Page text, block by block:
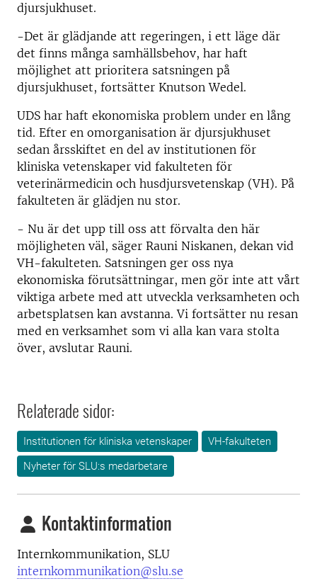
djursjukhuset.
-Det är glädjande att regeringen, i ett läge där
det finns många samhällsbehov, har haft
möjlighet att prioritera satsningen på
djursjukhuset, fortsätter Knutson Wedel.
UDS har haft ekonomiska problem under en lång
tid. Efter en omorganisation är djursjukhuset
sedan årsskiftet en del av institutionen för
kliniska vetenskaper vid fakulteten för
veterinärmedicin och husdjursvetenskap (VH). På
fakulteten är glädjen nu stor.
- Nu är det upp till oss att förvalta den här
möjligheten väl, säger Rauni Niskanen, dekan vid
VH-fakulteten. Satsningen ger oss nya
ekonomiska förutsättningar, men gör inte att vårt
viktiga arbete med att utveckla verksamheten och
arbetsplatsen kan avstanna. Vi fortsätter nu resan
med en verksamhet som vi alla kan vara stolta
över, avslutar Rauni.
Relaterade sidor:
Institutionen för kliniska vetenskaper
VH-fakulteten
Nyheter för SLU:s medarbetare
Kontaktinformation
Internkommunikation, SLU
internkommunikation@slu.se